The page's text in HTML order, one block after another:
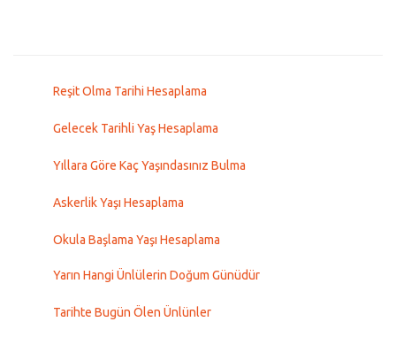
Reşit Olma Tarihi Hesaplama
Gelecek Tarihli Yaş Hesaplama
Yıllara Göre Kaç Yaşındasınız Bulma
Askerlik Yaşı Hesaplama
Okula Başlama Yaşı Hesaplama
Yarın Hangi Ünlülerin Doğum Günüdür
Tarihte Bugün Ölen Ünlünler